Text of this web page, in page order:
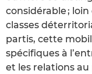
considérable ;
classes
partis, cette
spécifiques à
et les relations